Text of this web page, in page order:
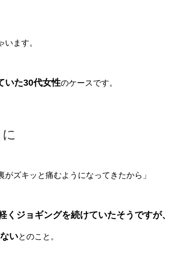
ます。
いた30代女性のケースです。
ズキッと痛むようになってきたから」
くジョギングを続けていたそうですが、
いとのこと。